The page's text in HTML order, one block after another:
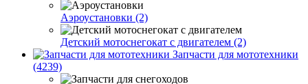
Аэроустановки (2)
Детский мотоснегокат с двигателем (2)
Запчасти для мототехники
(4239)